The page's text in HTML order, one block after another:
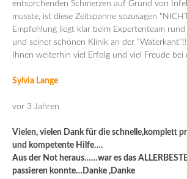
entsprchenden Schmerzen auf Grund von
musste, ist diese Zeitspanne sozusagen
Empfehlung liegt klar beim Expertenteam rund
und seiner schönen Klinik an der
Ihnen weiterhin viel Erfolg und viel Freude bei
Sylvia Lange
vor 3 Jahren
Vielen, vielen Dank für die schnelle,komplett
und kompetente Hilfe….
Aus der Not heraus……war es das
passieren konnte…Danke ,Danke